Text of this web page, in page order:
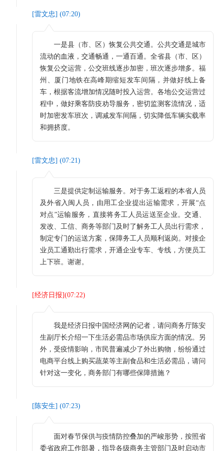
[雷文忠] (07:20)
一是县（市、区）恢复公共交通。公共交通是城市
流动的血液，交通畅通，一通百通。全省县（市、区）
恢复公交运营，公交班线逐步加密，班次逐步增多。福
州、厦门地铁在高峰期缩短发车间隔，并做好线上备
车，根据客流增加情况随时投入运营。各地公交运营过
程中，做好乘客防疫劝导服务，密切监测客流情况，适
时加密发车班次，调减发车间隔，切实降低车辆实载率
和拥挤度。
[雷文忠] (07:21)
三是提供定制运输服务。对于务工返程的本省人员
及外省入闽人员，由用工企业提出运输需求，开展“点
对点”运输服务，直接将务工人员运送至企业。交通、
发改、工信、商务等部门及时了解务工人员出行需求，
制定专门的运送方案，保障务工人员顺利返岗。对接企
业员工通勤出行需求，开通企业专车、专线，方便员工
上下班。谢谢。
[经济日报](07:22)
我是经济日报中国经济网的记者，请问商务厅陈安
生副厅长介绍一下生活必需品市场供应方面的情况。另
外，受疫情影响，市民普遍减少了外出购物，纷纷通过
电商平台线上购买蔬菜等主副食品和生活必需品，请问
针对这一变化，商务部门有哪些保障措施？
[ 陈安生] (07:23)
面对春节保供与疫情防控叠加的严峻形势，按照省
委省政府工作部暑，指导各级商务主管部门及时启动市